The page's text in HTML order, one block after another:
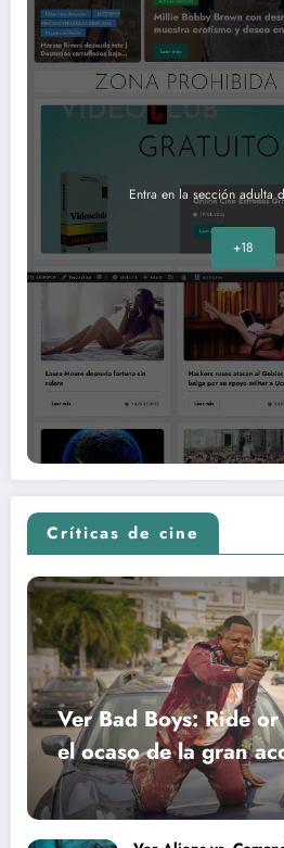
Entra en la sección adulta
+18
Críticas de cine
Ver Bad Boys: Ride
el ocaso de la gran